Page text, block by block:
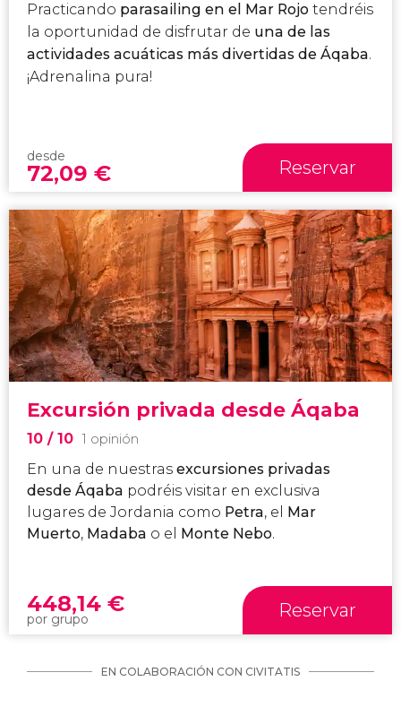
Practicando parasailing en el Mar Rojo tendréis
la oportunidad de disfrutar de una de las
actividades acuáticas más divertidas de Áqaba.
¡Adrenalina pura!
desde
72,09 € Reservar
Excursión privada desde Áqaba
10 / 10 1 opinión
En una de nuestras excursiones privadas
desde Áqaba podréis visitar en exclusiva
lugares de Jordania como Petra, el Mar
Muerto, Madaba o el Monte Nebo.
448,14 €
por grupo Reservar
EN COLABORACIÓN CON CIVITATIS